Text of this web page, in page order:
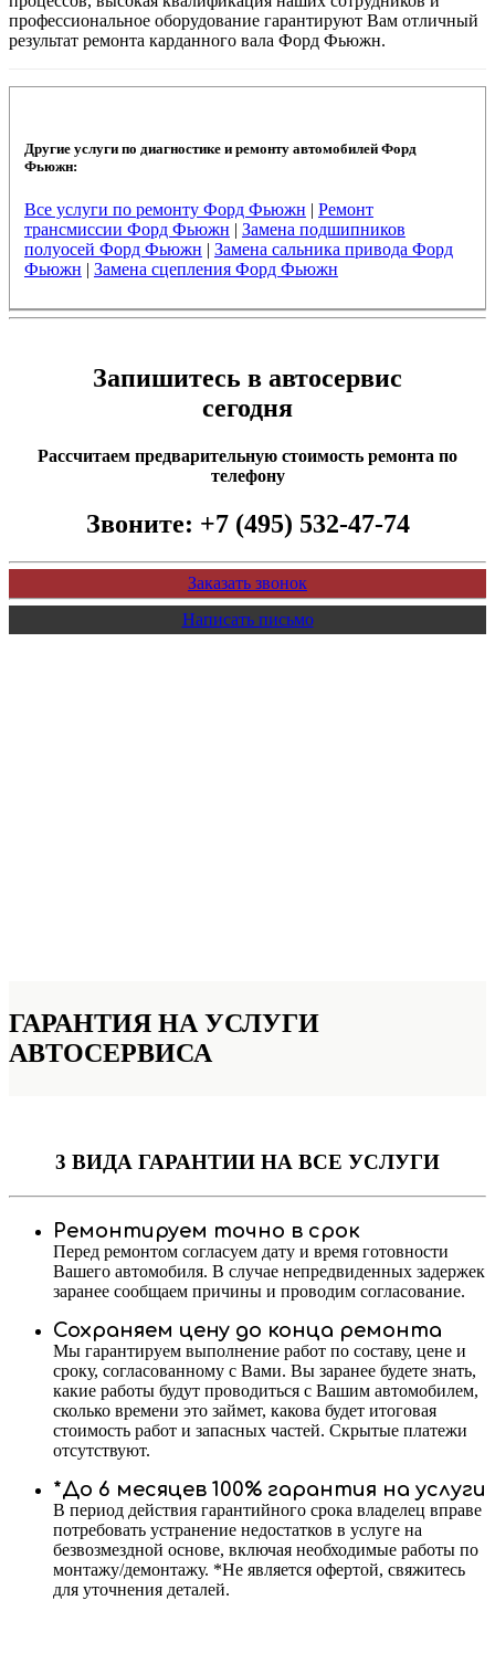
профессиональное оборудование гарантируют Вам отличный
результат ремонта карданного вала Форд Фьюжн.
Другие услуги по диагностике и ремонту автомобилей Форд
Фьюжн:
Все услуги по ремонту Форд Фьюжн | Ремонт
трансмиссии Форд Фьюжн | Замена подшипников
полуосей Форд Фьюжн | Замена сальника привода Форд
Фьюжн | Замена сцепления Форд Фьюжн
Запишитесь в автосервис
сегодня
Рассчитаем предварительную стоимость ремонта по
телефону
Звоните: +7 (495) 532-47-74
Заказать звонок
Написать письмо
ГАРАНТИЯ НА УСЛУГИ
АВТОСЕРВИСА
3 ВИДА ГАРАНТИИ НА ВСЕ УСЛУГИ
Ремонтируем точно в срок
Перед ремонтом согласуем дату и время готовности
Вашего автомобиля. В случае непредвиденных задержек
заранее сообщаем причины и проводим согласование.
Сохраняем цену до конца ремонта
Мы гарантируем выполнение работ по составу, цене и
сроку, согласованному с Вами. Вы заранее будете знать,
какие работы будут проводиться с Вашим автомобилем,
сколько времени это займет, какова будет итоговая
стоимость работ и запасных частей. Скрытые платежи
отсутствуют.
*До 6 месяцев 100% гарантия на услуги
В период действия гарантийного срока владелец вправе
потребовать устранение недостатков в услуге на
безвозмездной основе, включая необходимые работы по
монтажу/демонтажу. *Не является офертой, свяжитесь
для уточнения деталей.